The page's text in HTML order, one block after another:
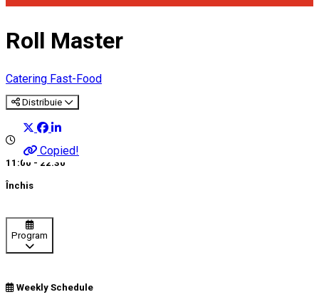
Roll Master
Catering Fast-Food
Distribuie
Copied!
11:00 - 22:30
Închis
Program
Weekly Schedule